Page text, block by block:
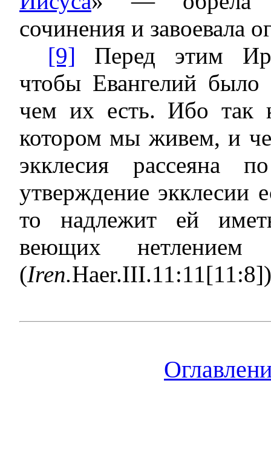
сочинения и завоевала
[9] Перед этим
чтобы Евангелий
чем их есть. Ибо так
котором мы живем, и
экклесия рассеяна
утверждение экклесии
то надлежит ей
веющих
(Iren.